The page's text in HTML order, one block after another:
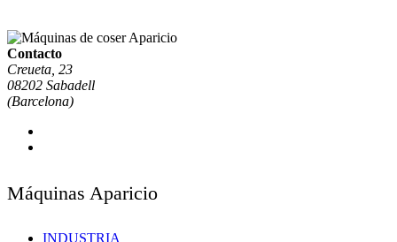
Contacto
Creueta, 23
08202 Sabadell
(Barcelona)
Máquinas Aparicio
INDUSTRIA